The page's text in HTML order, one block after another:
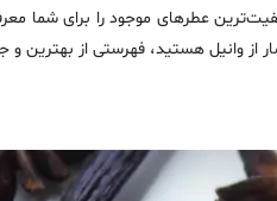
عطرهای موجود را برای شما
از وانیل هستید، فهرستی از بهترین